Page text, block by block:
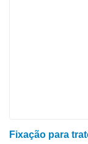
Fixação para